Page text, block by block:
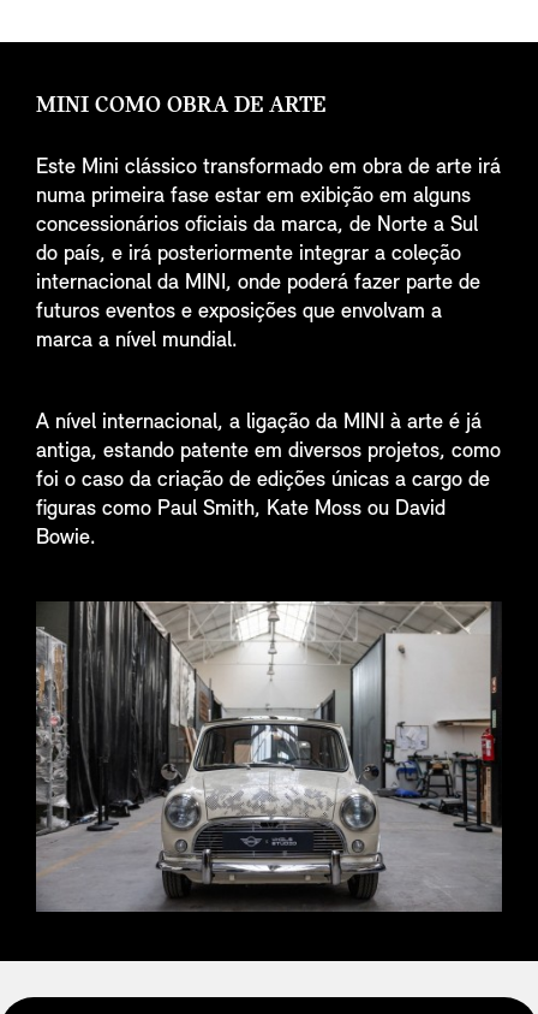
MINI COMO OBRA DE ARTE
Este Mini clássico transformado em obra de arte irá
numa primeira fase estar em exibição em alguns
concessionários oficiais da marca, de Norte a Sul
do país, e irá posteriormente integrar a coleção
internacional da MINI, onde poderá fazer parte de
futuros eventos e exposições que envolvam a
marca a nível mundial.
A nível internacional, a ligação da MINI à arte é já
antiga, estando patente em diversos projetos, como
foi o caso da criação de edições únicas a cargo de
figuras como Paul Smith, Kate Moss ou David
Bowie.